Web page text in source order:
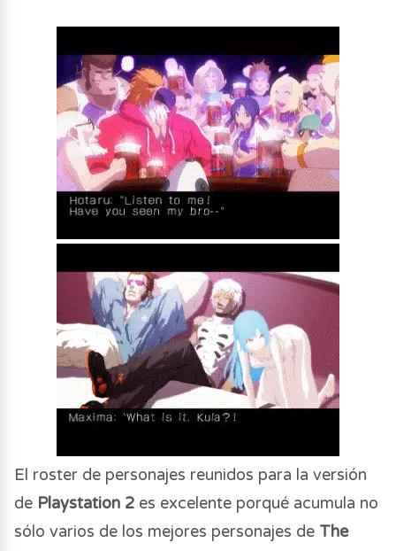
El roster de personajes reunidos para la versión
de Playstation 2 es excelente porqué acumula no
sólo varios de los mejores personajes de The